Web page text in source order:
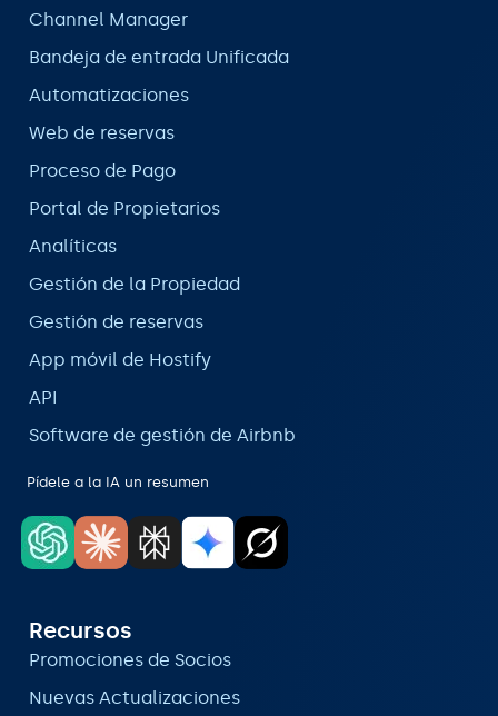
Channel Manager
Bandeja de entrada Unificada
Automatizaciones
Web de reservas
Proceso de Pago
Portal de Propietarios
Analíticas
Gestión de la Propiedad
Gestión de reservas
App móvil de Hostify
API
Software de gestión de Airbnb
Pídele a la IA un resumen
Recursos
Promociones de Socios
Nuevas Actualizaciones